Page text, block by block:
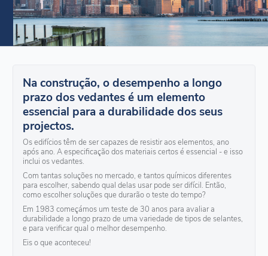
Na construção, o desempenho a longo
prazo dos vedantes é um elemento
essencial para a durabilidade dos seus
projectos.
Os edifícios têm de ser capazes de resistir aos elementos, ano
após ano. A especificação dos materiais certos é essencial - e isso
inclui os vedantes.
Com tantas soluções no mercado, e tantos químicos diferentes
para escolher, sabendo qual delas usar pode ser difícil. Então,
como escolher soluções que durarão o teste do tempo?
Em 1983 começámos um teste de 30 anos para avaliar a
durabilidade a longo prazo de uma variedade de tipos de selantes,
e para verificar qual o melhor desempenho.
Eis o que aconteceu!